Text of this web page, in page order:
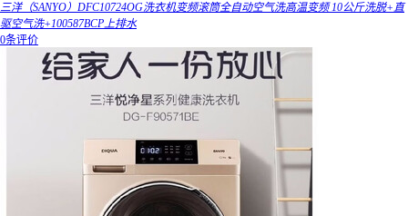
三洋（SANYO）DFC10724OG洗衣机变频滚筒全自动空气洗高温变频 10公斤洗脱+直
驱空气洗+100587BCP上排水
0条评价